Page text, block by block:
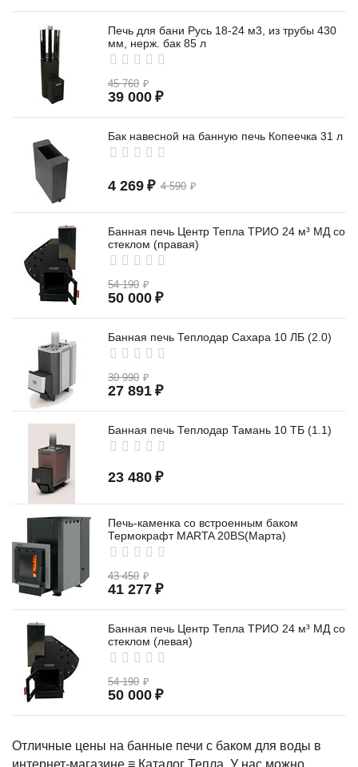
Отличные цены на банные печи с баком для воды в
интернет-магазине ≡ Каталог Тепла. У нас можно
Печь для бани Русь 18-24 м3, из трубы 430
мм, нерж. бак 85 л
45 760 ₽
39 000 ₽
Бак навесной на банную печь Копеечка 31 л
4 590 ₽
4 269 ₽
Банная печь Центр Тепла ТРИО 24 м³ МД со
стеклом (правая)
54 190 ₽
50 000 ₽
Банная печь Теплодар Сахара 10 ЛБ (2.0)
30 990 ₽
27 891 ₽
Банная печь Теплодар Тамань 10 ТБ (1.1)
23 480 ₽
Печь-каменка со встроенным баком
Термокрафт MARTA 20BS(Марта)
43 450 ₽
41 277 ₽
Банная печь Центр Тепла ТРИО 24 м³ МД со
стеклом (левая)
54 190 ₽
50 000 ₽